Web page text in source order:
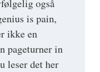
også
is pain,
ikke en
pageturner in
leser det her